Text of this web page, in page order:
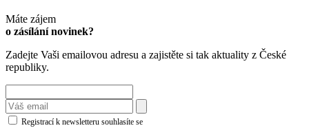
Máte zájem
o zásílání novinek?
Zadejte Vaši emailovou adresu a zajistěte si tak aktuality z České
republiky.
Registrací k newsletteru souhlasíte se